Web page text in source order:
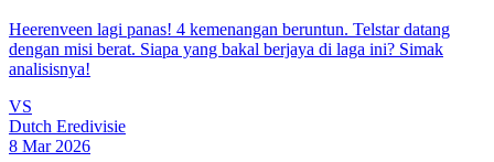
Heerenveen lagi panas! 4 kemenangan beruntun. Telstar datang
dengan misi berat. Siapa yang bakal berjaya di laga ini? Simak
analisisnya!
VS
Dutch Eredivisie
8 Mar 2026